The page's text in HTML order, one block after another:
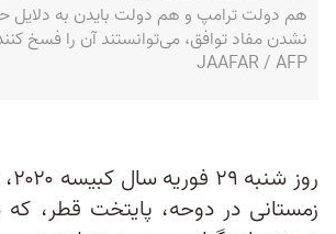
هم دولت ترامپ و هم دولت بایدن به دلایل
JAAFAR / AFP